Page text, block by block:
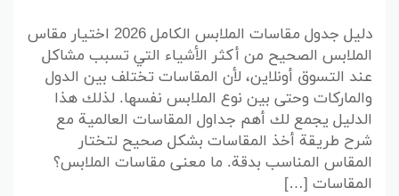
دليل جدول مقاسات الملابس الكامل 2026 اختيار مقاس
الملابس الصحيح من أكثر الأشياء التي تسبب مشاكل
عند التسوق أونلاين، لأن المقاسات تختلف بين الدول
والماركات وحتى بين نوع الملابس نفسها. لذلك هذا
الدليل يجمع لك أهم جداول المقاسات العالمية مع
شرح طريقة أخذ المقاسات بشكل صحيح لتختار
المقاس المناسب بدقة. ما معنى مقاسات الملابس؟
المقاسات […]